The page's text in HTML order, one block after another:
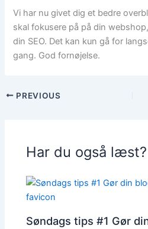
Vi har nu givet dig et bedre
skal fokusere på på din
din SEO. Det kan kun gå for
gang. God fornøjelse.
PREVIOUS
Har du også læst?
Søndags tips #1 Gør